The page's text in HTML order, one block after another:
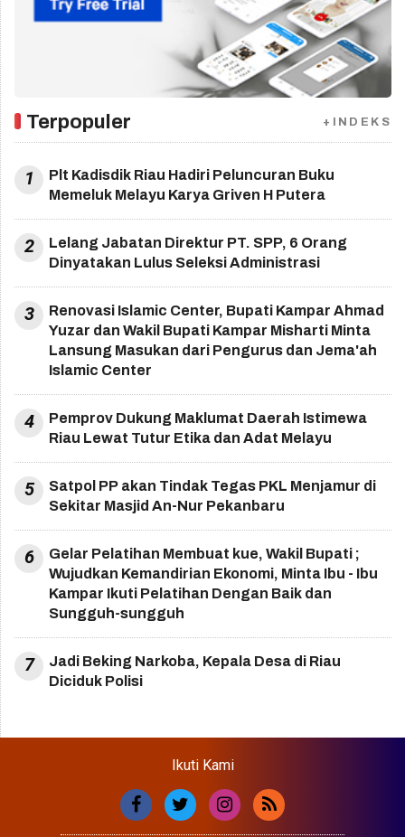
Terpopuler +INDEKS
1
Plt Kadisdik Riau Hadiri Peluncuran Buku
Memeluk Melayu Karya Griven H Putera
2
Lelang Jabatan Direktur PT. SPP, 6 Orang
Dinyatakan Lulus Seleksi Administrasi
3
Renovasi Islamic Center, Bupati Kampar Ahmad
Yuzar dan Wakil Bupati Kampar Misharti Minta
Lansung Masukan dari Pengurus dan Jema'ah
Islamic Center
4
Pemprov Dukung Maklumat Daerah Istimewa
Riau Lewat Tutur Etika dan Adat Melayu
5
Satpol PP akan Tindak Tegas PKL Menjamur di
Sekitar Masjid An-Nur Pekanbaru
6
Gelar Pelatihan Membuat kue, Wakil Bupati ;
Wujudkan Kemandirian Ekonomi, Minta Ibu - Ibu
Kampar Ikuti Pelatihan Dengan Baik dan
Sungguh-sungguh
7
Jadi Beking Narkoba, Kepala Desa di Riau
Diciduk Polisi
Ikuti Kami